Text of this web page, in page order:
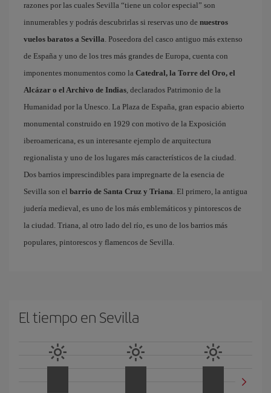
razones por las cuales Sevilla “tiene un color especial” son
innumerables y podrás descubrirlas si reservas uno de nuestros
vuelos baratos a Sevilla. Poseedora del casco antiguo más extenso
de España y uno de los tres más grandes de Europa, cuenta con
imponentes monumentos como la Catedral, la Torre del Oro, el
Alcázar o el Archivo de Indias, declarados Patrimonio de la
Humanidad por la Unesco. La Plaza de España, gran espacio abierto
monumental construido en 1929 con motivo de la Exposición
iberoamericana, es un interesante ejemplo de arquitectura
regionalista y uno de los lugares más característicos de la ciudad.
Dos barrios imprescindibles para impregnarte de la esencia de
Sevilla son el barrio de Santa Cruz y Triana. El primero, la antigua
judería medieval, es uno de los más emblemáticos y pintorescos de
la ciudad. Triana, al otro lado del río, es uno de los barrios más
populares, pintorescos y flamencos de Sevilla.
El tiempo en Sevilla